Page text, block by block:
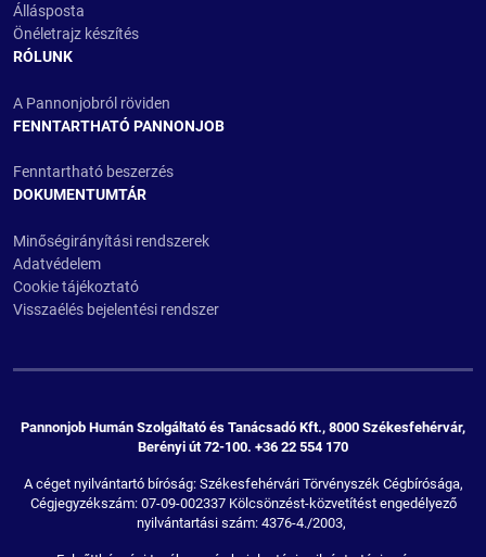
Állásposta
Önéletrajz készítés
RÓLUNK
A Pannonjobról röviden
FENNTARTHATÓ PANNONJOB
Fenntartható beszerzés
DOKUMENTUMTÁR
Minőségirányítási rendszerek
Adatvédelem
Cookie tájékoztató
Visszaélés bejelentési rendszer
Pannonjob Humán Szolgáltató és Tanácsadó Kft., 8000 Székesfehérvár,
Berényi út 72-100. +36 22 554 170
A céget nyilvántartó bíróság: Székesfehérvári Törvényszék Cégbírósága,
Cégjegyzékszám: 07-09-002337 Kölcsönzést-közvetítést engedélyező
nyilvántartási szám: 4376-4./2003,